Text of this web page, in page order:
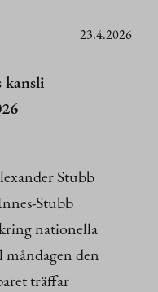
23.4.2026
kansli
Stubb
Stubb
nationella
måndagen den
träffar